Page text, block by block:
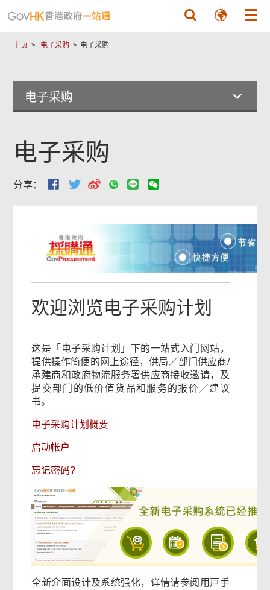
主页 电子采购 电子采购
电子采购
电子采购
分享：
欢迎浏览电子采购计划
这是「电子采购计划」下的一站式入门网站，
提供操作简便的网上途径，供局／部门供应商/
承建商和政府物流服务署供应商接收邀请，及
提交部门的低价值货品和服务的报价／建议
书。
电子采购计划概要
启动帐户
忘记密码?
全新介面设计及系统强化，详情请参阅用戸手